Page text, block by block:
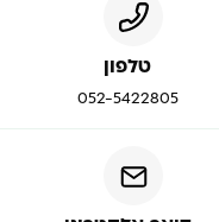
טלפון
052-5422805